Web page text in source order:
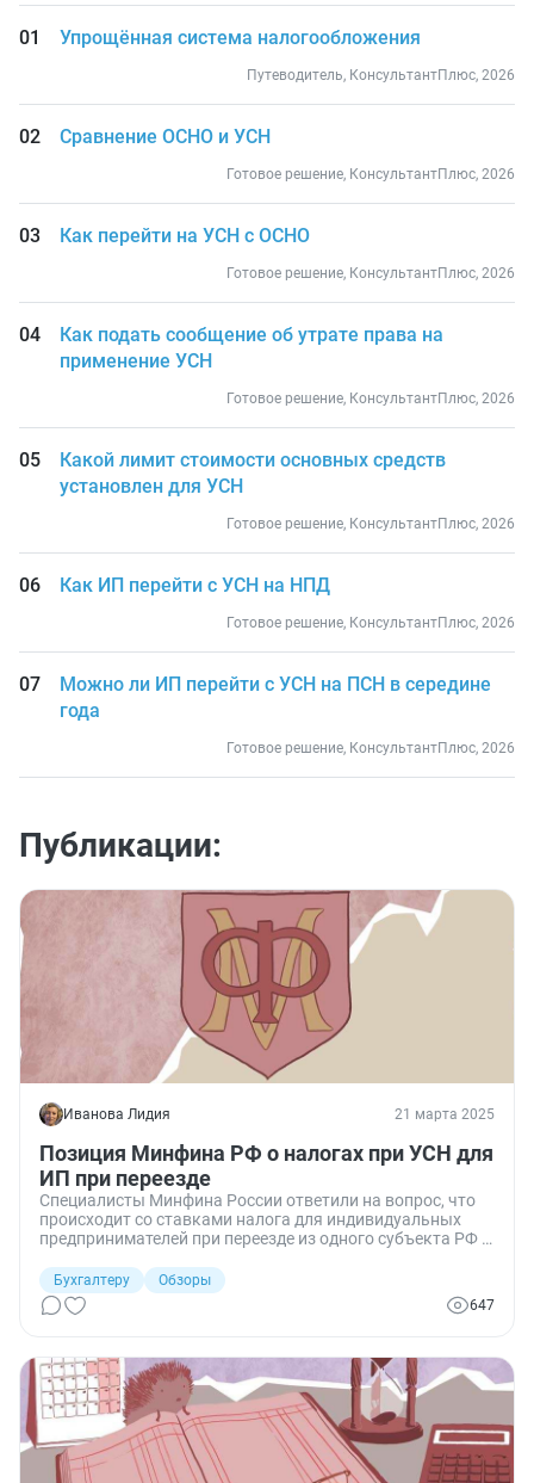
Упрощённая система налогообложения
Путеводитель, КонсультантПлюс, 2026
Сравнение ОСНО и УСН
Готовое решение, КонсультантПлюс, 2026
Как перейти на УСН с ОСНО
Готовое решение, КонсультантПлюс, 2026
Как подать сообщение об утрате права на
применение УСН
Готовое решение, КонсультантПлюс, 2026
Какой лимит стоимости основных средств
установлен для УСН
Готовое решение, КонсультантПлюс, 2026
Как ИП перейти с УСН на НПД
Готовое решение, КонсультантПлюс, 2026
Можно ли ИП перейти с УСН на ПСН в середине
года
Готовое решение, КонсультантПлюс, 2026
Публикации:
Иванова Лидия 21 марта 2025
Позиция Минфина РФ о налогах при УСН для
ИП при переезде
Специалисты Минфина России ответили на вопрос, что
происходит со ставками налога для индивидуальных
предпринимателей при переезде из одного субъекта РФ в
Бухгалтеру
Обзоры
647